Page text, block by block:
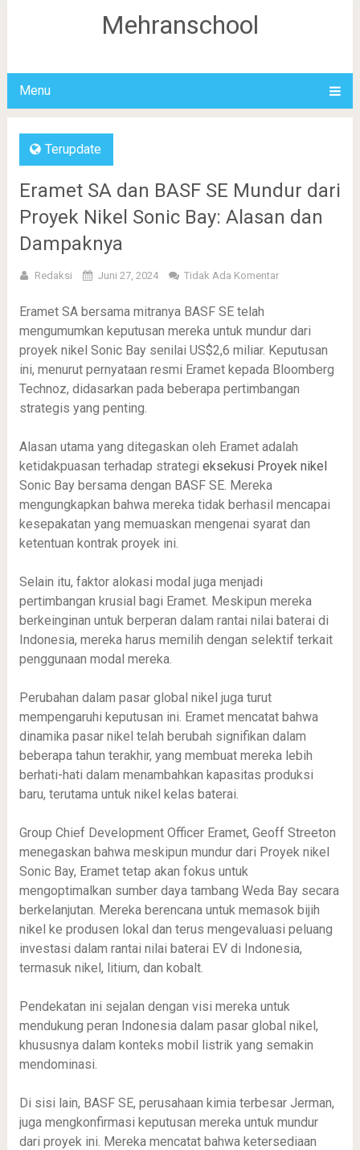
Mehranschool
Menu
Terupdate
Eramet SA dan BASF SE Mundur dari
Proyek Nikel Sonic Bay: Alasan dan
Dampaknya
Redaksi Juni 27, 2024 Tidak Ada Komentar
Eramet SA bersama mitranya BASF SE telah
mengumumkan keputusan mereka untuk mundur dari
proyek nikel Sonic Bay senilai US$2,6 miliar. Keputusan
ini, menurut pernyataan resmi Eramet kepada Bloomberg
Technoz, didasarkan pada beberapa pertimbangan
strategis yang penting.
Alasan utama yang ditegaskan oleh Eramet adalah
ketidakpuasan terhadap strategi eksekusi Proyek nikel
Sonic Bay bersama dengan BASF SE. Mereka
mengungkapkan bahwa mereka tidak berhasil mencapai
kesepakatan yang memuaskan mengenai syarat dan
ketentuan kontrak proyek ini.
Selain itu, faktor alokasi modal juga menjadi
pertimbangan krusial bagi Eramet. Meskipun mereka
berkeinginan untuk berperan dalam rantai nilai baterai di
Indonesia, mereka harus memilih dengan selektif terkait
penggunaan modal mereka.
Perubahan dalam pasar global nikel juga turut
mempengaruhi keputusan ini. Eramet mencatat bahwa
dinamika pasar nikel telah berubah signifikan dalam
beberapa tahun terakhir, yang membuat mereka lebih
berhati-hati dalam menambahkan kapasitas produksi
baru, terutama untuk nikel kelas baterai.
Group Chief Development Officer Eramet, Geoff Streeton
menegaskan bahwa meskipun mundur dari Proyek nikel
Sonic Bay, Eramet tetap akan fokus untuk
mengoptimalkan sumber daya tambang Weda Bay secara
berkelanjutan. Mereka berencana untuk memasok bijih
nikel ke produsen lokal dan terus mengevaluasi peluang
investasi dalam rantai nilai baterai EV di Indonesia,
termasuk nikel, litium, dan kobalt.
Pendekatan ini sejalan dengan visi mereka untuk
mendukung peran Indonesia dalam pasar global nikel,
khususnya dalam konteks mobil listrik yang semakin
mendominasi.
Di sisi lain, BASF SE, perusahaan kimia terbesar Jerman,
juga mengkonfirmasi keputusan mereka untuk mundur
dari proyek ini. Mereka mencatat bahwa ketersediaan